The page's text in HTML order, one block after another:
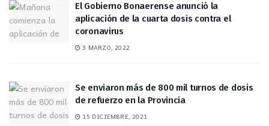
El Gobierno Bonaerense anunció la
aplicación de la cuarta dosis contra el
coronavirus
3 MARZO, 2022
Se enviaron más de 800 mil turnos de dosis
de refuerzo en la Provincia
15 DICIEMBRE, 2021